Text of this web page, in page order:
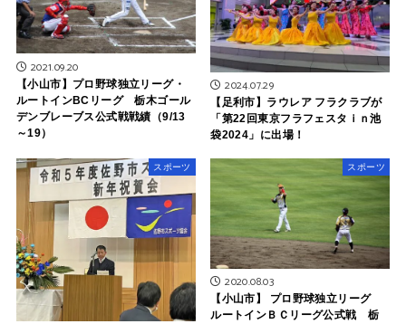
2021.09.20
【小山市】プロ野球独立リーグ・
ルートインBCリーグ 栃木ゴール
デンブレーブス公式戦戦績（9/13
～19）
2024.07.29
【足利市】ラウレア フラクラブが
「第22回東京フラフェスタｉｎ池
袋2024」に出場！
スポーツ スポーツ
2020.08.03
【小山市】 プロ野球独立リーグ
ルートインＢＣリーグ公式戦 栃